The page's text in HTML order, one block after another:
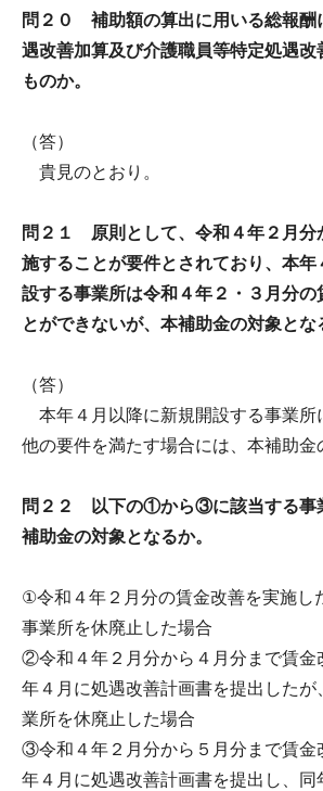
問２０ 補助額の算出に用いる総報酬
遇改善加算及び介護職員等特定処遇改
ものか。
（答）
貴見のとおり。
問２１ 原則として、令和４年２月分
施することが要件とされており、本年
設する事業所は令和４年２・３月分の
とができないが、本補助金の対象とな
（答）
本年４月以降に新規開設する事業所
他の要件を満たす場合には、本補助金
問２２ 以下の①から③に該当する事
補助金の対象となるか。
①令和４年２月分の賃金改善を実施し
事業所を休廃止した場合
②令和４年２月分から４月分まで賃金
年４月に処遇改善計画書を提出したが
業所を休廃止した場合
③令和４年２月分から５月分まで賃金
年４月に処遇改善計画書を提出し、同